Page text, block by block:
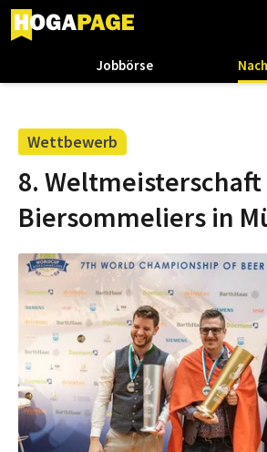
Jobbörse
Wettbewerb
8.
Biersommeliers in